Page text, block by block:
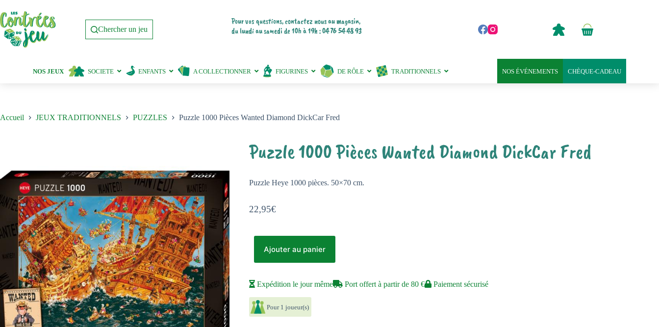
au
contenu
Chercher un jeu
Pour vos questions, contactez nous au magasin,
du lundi au samedi de 10h à 19h : 04 76 54 48 93
Panier
0,00
NOS JEUX SOCIETE ENFANTS A COLLECTIONNER FIGURINES DE RÔLE TRADITIONNELS CHÈQUE-CADEAU
NOS ÉVÉNEMENTS
Accueil JEUX TRADITIONNELS PUZZLES Puzzle 1000 Pièces Wanted Diamond DickCar Fred
Puzzle 1000 Pièces Wanted Diamond DickCar Fred
22,95€
Puzzle Heye 1000 pièces. 50×70 cm.
Ajouter au panier
Expédition le jour même Port offert à partir de 80 € Paiement sécurisé
Pour 1 joueur(s)